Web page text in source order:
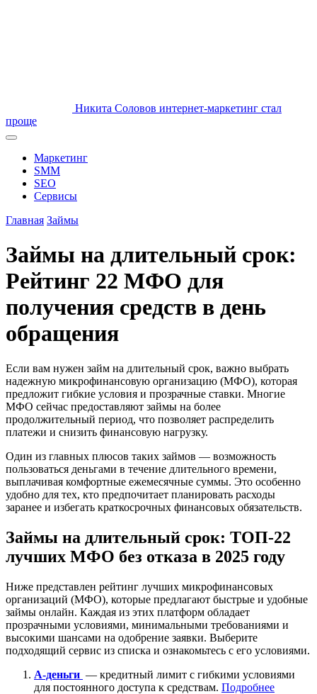
Никита Соловов интернет-маркетинг стал
проще
Маркетинг
SMM
SEO
Сервисы
Главная Займы
Займы на длительный срок:
Рейтинг 22 МФО для
получения средств в день
обращения
Если вам нужен займ на длительный срок, важно выбрать
надежную микрофинансовую организацию (МФО), которая
предложит гибкие условия и прозрачные ставки. Многие
МФО сейчас предоставляют займы на более
продолжительный период, что позволяет распределить
платежи и снизить финансовую нагрузку.
Один из главных плюсов таких займов — возможность
пользоваться деньгами в течение длительного времени,
выплачивая комфортные ежемесячные суммы. Это особенно
удобно для тех, кто предпочитает планировать расходы
заранее и избегать краткосрочных финансовых обязательств.
Займы на длительный срок: ТОП-22
лучших МФО без отказа в 2025 году
Ниже представлен рейтинг лучших микрофинансовых
организаций (МФО), которые предлагают быстрые и удобные
займы онлайн. Каждая из этих платформ обладает
прозрачными условиями, минимальными требованиями и
высокими шансами на одобрение заявки. Выберите
подходящий сервис из списка и ознакомьтесь с его условиями.
А-деньги — кредитный лимит с гибкими условиями
для постоянного доступа к средствам. Подробнее